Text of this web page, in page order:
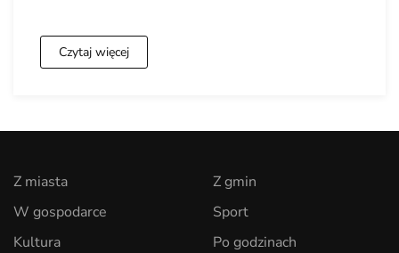
Czytaj więcej
Z miasta
W gospodarce
Kultura
Z gmin
Sport
Po godzinach